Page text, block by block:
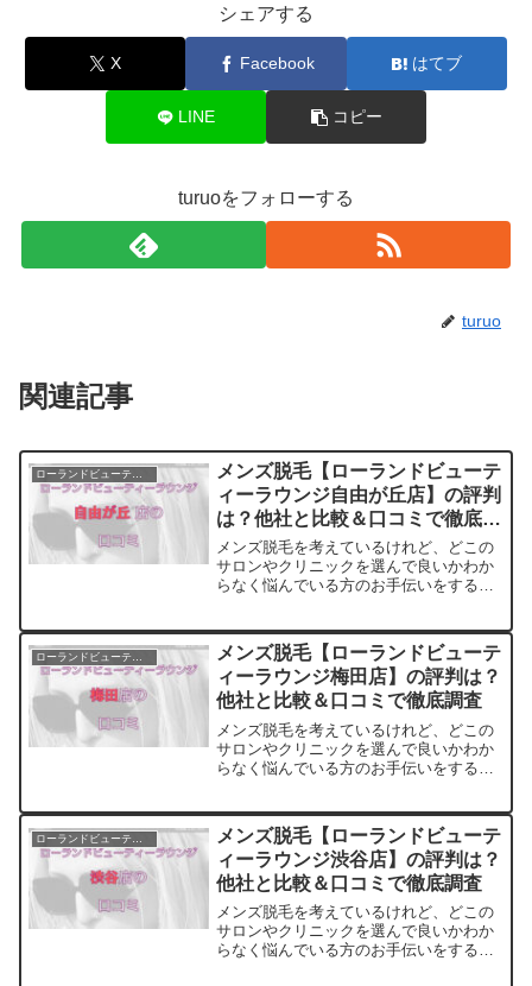
シェアする
X Facebook はてブ
LINE コピー
turuoをフォローする
turuo
関連記事
ローランドビューティーラウンジ
メンズ脱毛【ローランドビューテ
ィーラウンジ自由が丘店】の評判
は？他社と比較＆口コミで徹底調
査
メンズ脱毛を考えているけれど、どこの
サロンやクリニックを選んで良いかわか
らなく悩んでいる方のお手伝いをするサ
た。他のサロンやクリニックとの比較も
できます。アクセスも解説
メンズ脱毛【ローランドビューテ
ィーラウンジ梅田店】の評判は？
他社と比較＆口コミで徹底調査
メンズ脱毛を考えているけれど、どこの
サロンやクリニックを選んで良いかわか
らなく悩んでいる方のお手伝いをするサ
た。他のサロンやクリニックとの比較も
できます。アクセスも解説
メンズ脱毛【ローランドビューテ
ィーラウンジ渋谷店】の評判は？
他社と比較＆口コミで徹底調査
メンズ脱毛を考えているけれど、どこの
サロンやクリニックを選んで良いかわか
らなく悩んでいる方のお手伝いをするサ